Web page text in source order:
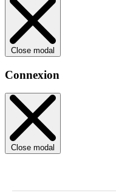
Close modal
Connexion
Close modal